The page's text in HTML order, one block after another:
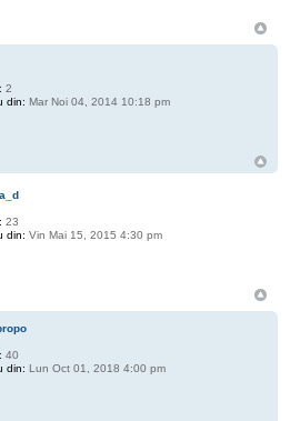
2
din: Mar Noi 04, 2014 10:18 pm
23
din: Vin Mai 15, 2015 4:30 pm
40
din: Lun Oct 01, 2018 4:00 pm